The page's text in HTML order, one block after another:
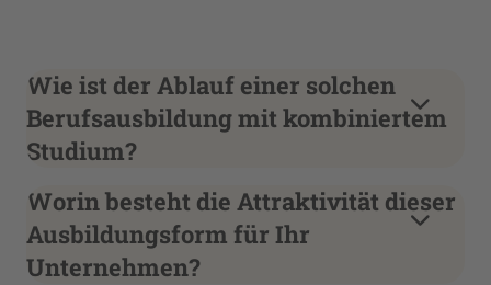
Wie ist der Ablauf einer solchen
Berufsausbildung mit kombiniertem
Studium?
Worin besteht die Attraktivität dieser
Ausbildungsform für Ihr
Unternehmen?